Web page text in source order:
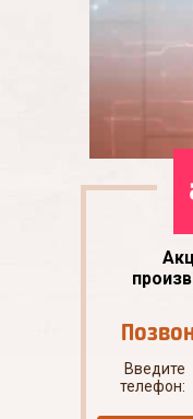
Введите
телефон: